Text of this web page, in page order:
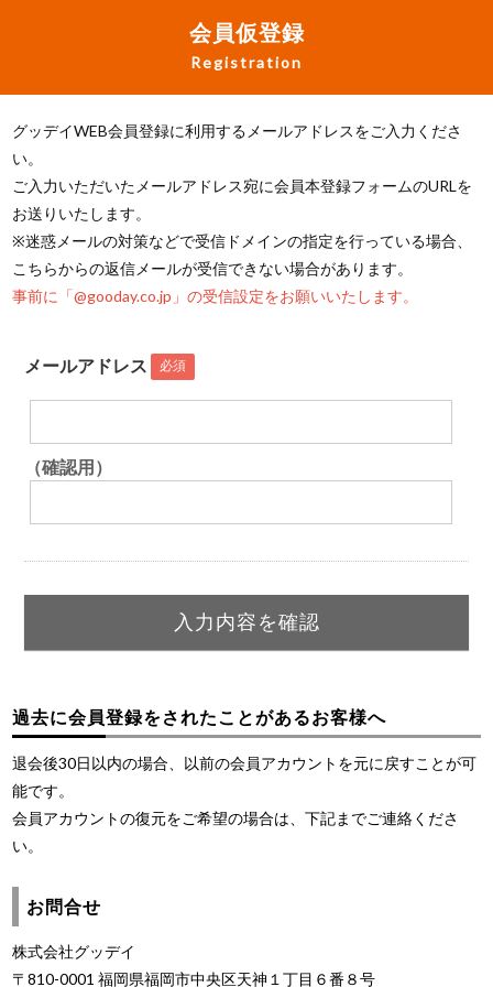
会員仮登録
Registration
グッデイWEB会員登録に利用するメールアドレスをご入力くださ
い。
ご入力いただいたメールアドレス宛に会員本登録フォームのURLを
お送りいたします。
※迷惑メールの対策などで受信ドメインの指定を行っている場合、
こちらからの返信メールが受信できない場合があります。
事前に「@gooday.co.jp」の受信設定をお願いいたします。
メールアドレス 必須
（確認用）
過去に会員登録をされたことがあるお客様へ
退会後30日以内の場合、以前の会員アカウントを元に戻すことが可
能です。
会員アカウントの復元をご希望の場合は、下記までご連絡くださ
い。
お問合せ
株式会社グッデイ
〒810-0001 福岡県福岡市中央区天神１丁目６番８号